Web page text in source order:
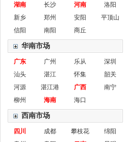
湖南
长沙 河南
洛阳
新乡
郑州 安阳
平顶山
信阳
南阳 商丘
华南市场
广东 广州 乐从
深圳
汕头
湛江 怀集
韶关
河源
湛江港 广西
南宁
柳州
海南 海口
西南市场
四川 成都 攀枝花
绵阳